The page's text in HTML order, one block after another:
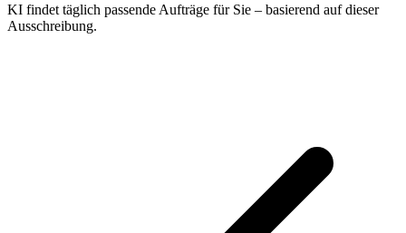
KI findet täglich passende Aufträge für Sie – basierend auf dieser
Ausschreibung.